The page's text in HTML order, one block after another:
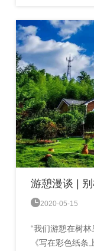
游憩漫谈 |
2020-05-15
“我们游憩在树
《写在彩色纸